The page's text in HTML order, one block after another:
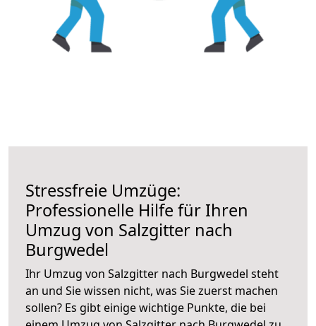
Stressfreie Umzüge:
Professionelle Hilfe für Ihren
Umzug von Salzgitter nach
Burgwedel
Ihr Umzug von Salzgitter nach Burgwedel steht
an und Sie wissen nicht, was Sie zuerst machen
sollen? Es gibt einige wichtige Punkte, die bei